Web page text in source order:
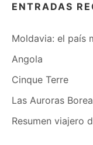
ENTRADAS
Moldavia: el país
Angola
Cinque Terre
Las Auroras
Resumen viajero